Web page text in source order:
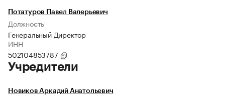
Потатуров Павел Валерьевич
Должность
Генеральный Директор
ИНН
502104853787
Учредители
Новиков Аркадий Анатольевич